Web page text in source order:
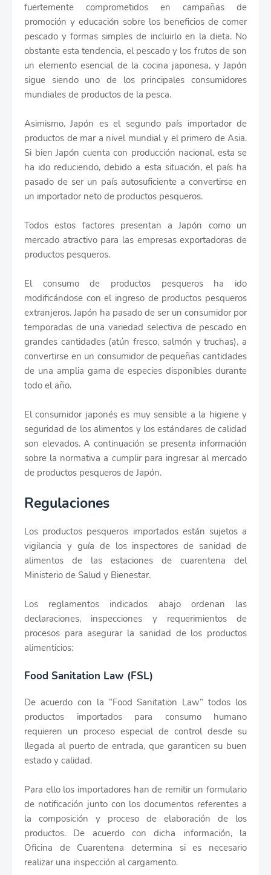
fuertemente comprometidos en campañas de
promoción y educación sobre los beneficios de comer
pescado y formas simples de incluirlo en la dieta. No
obstante esta tendencia, el pescado y los frutos de son
un elemento esencial de la cocina japonesa, y Japón
sigue siendo uno de los principales consumidores
mundiales de productos de la pesca.
Asimismo, Japón es el segundo país importador de
productos de mar a nivel mundial y el primero de Asia.
Si bien Japón cuenta con producción nacional, esta se
ha ido reduciendo, debido a esta situación, el país ha
pasado de ser un país autosuficiente a convertirse en
un importador neto de productos pesqueros.
Todos estos factores presentan a Japón como un
mercado atractivo para las empresas exportadoras de
productos pesqueros.
El consumo de productos pesqueros ha ido
modificándose con el ingreso de productos pesqueros
extranjeros. Japón ha pasado de ser un consumidor por
temporadas de una variedad selectiva de pescado en
grandes cantidades (atún fresco, salmón y truchas), a
convertirse en un consumidor de pequeñas cantidades
de una amplia gama de especies disponibles durante
todo el año.
El consumidor japonés es muy sensible a la higiene y
seguridad de los alimentos y los estándares de calidad
son elevados. A continuación se presenta información
sobre la normativa a cumplir para ingresar al mercado
de productos pesqueros de Japón.
Regulaciones
Los productos pesqueros importados están sujetos a
vigilancia y guía de los inspectores de sanidad de
alimentos de las estaciones de cuarentena del
Ministerio de Salud y Bienestar.
Los reglamentos indicados abajo ordenan las
declaraciones, inspecciones y requerimientos de
procesos para asegurar la sanidad de los productos
alimenticios:
Food Sanitation Law (FSL)
De acuerdo con la “Food Sanitation Law” todos los
productos importados para consumo humano
requieren un proceso especial de control desde su
llegada al puerto de entrada, que garanticen su buen
estado y calidad.
Para ello los importadores han de remitir un formulario
de notificación junto con los documentos referentes a
la composición y proceso de elaboración de los
productos. De acuerdo con dicha información, la
Oficina de Cuarentena determina si es necesario
realizar una inspección al cargamento.